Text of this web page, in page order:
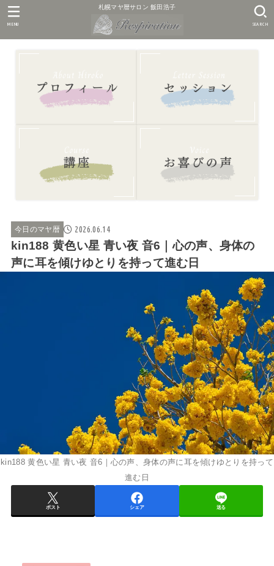
札幌マヤ暦サロン 飯田浩子
SEARCH
MENU
今日のマヤ暦 2026.06.14
kin188 黄色い星 青い夜 音6｜心の声、身体の
声に耳を傾けゆとりを持って進む日
kin188 黄色い星 青い夜 音6｜心の声、身体の声に耳を傾けゆとりを持って
進む日
ポスト シェア 送る